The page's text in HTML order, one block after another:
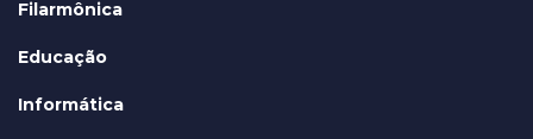
Filarmônica
Educação
Informática